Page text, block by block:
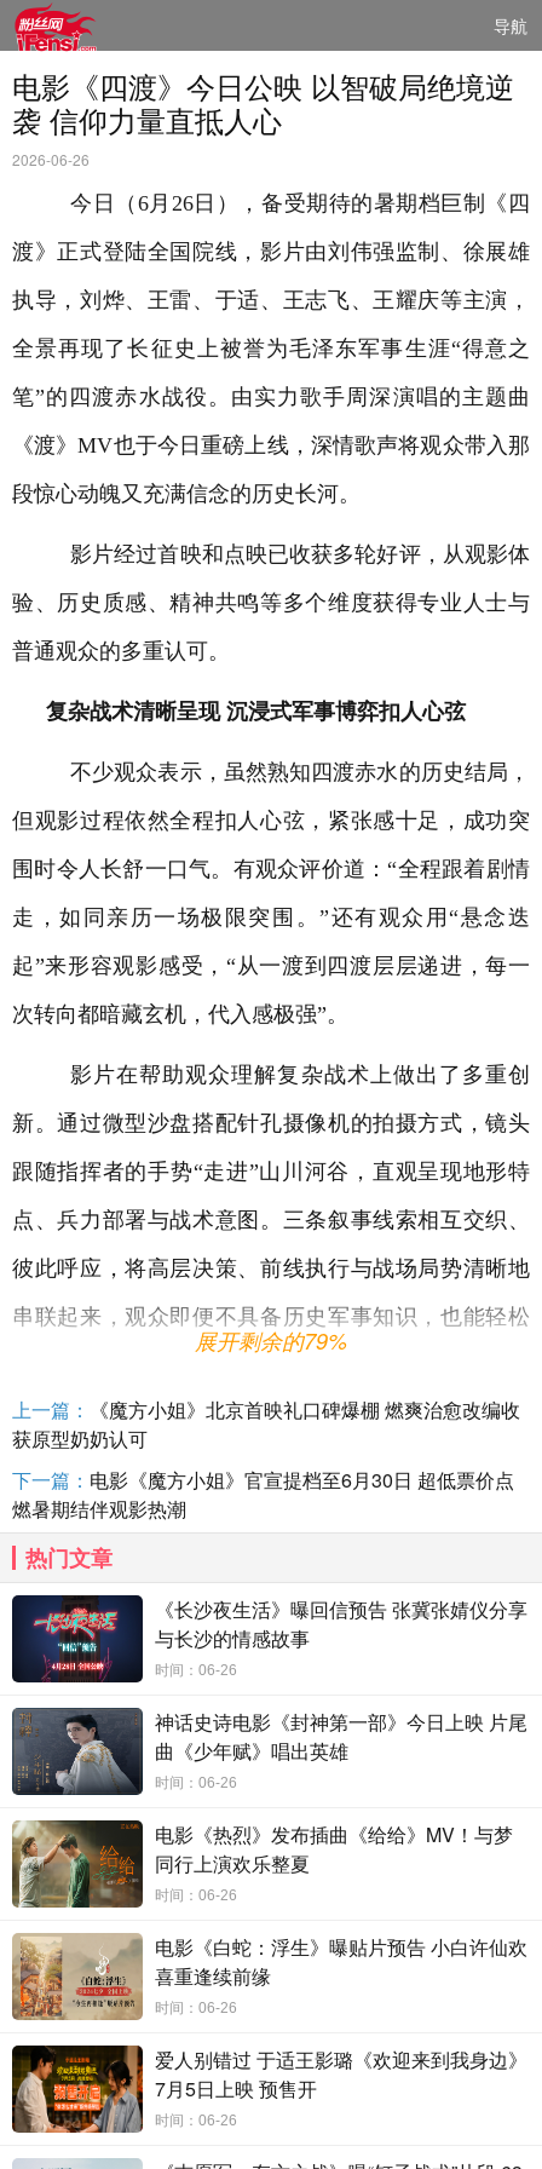
导航
电影《四渡》今日公映 以智破局绝境逆
袭 信仰力量直抵人心
2026-06-26
今日（ 6月 26日），备受期待的暑期档巨制《四
渡》正式登陆全国院线，影片由刘伟强监制、徐展雄
执导，刘烨、王雷、于适、王志飞、王耀庆等主演，
全景再现了长征史上被誉为毛泽东军事生涯“得意之
笔”的四渡赤水战役。由实力歌手周深演唱的主题曲
《渡》MV也于今日重磅上线，深情歌声将观众带入那
段惊心动魄又充满信念的历史长河。
影片经过首映和点映已收获多轮好评，从观影体
验、历史质感、精神共鸣等多个维度获得专业人士与
普通观众的多重认可。
复杂战术清晰呈现 沉浸式军事博弈扣人心弦
不少观众表示，虽然熟知四渡赤水的历史结局，
但观影过程依然全程扣人心弦，紧张感十足，成功突
围时令人长舒一口气。有观众评价道：“全程跟着剧情
走，如同亲历一场极限突围。”还有观众用“悬念迭
起”来形容观影感受，“从一渡到四渡层层递进，每一
次转向都暗藏玄机，代入感极强”。
影片在帮助观众理解复杂战术上做出了多重创
新。通过微型沙盘搭配针孔摄像机的拍摄方式，镜头
跟随指挥者的手势“走进”山川河谷，直观呈现地形特
点、兵力部署与战术意图。三条叙事线索相互交织、
彼此呼应，将高层决策、前线执行与战场局势清晰地
串联起来，观众即便不具备历史军事知识，也能轻松
的细节需求，也降低了普通观众的观看门槛，被评价
关于会议的戏份，中国传媒大学戏剧影视学院教
授戴清指出，影片没有采用传统“围坐开会”的拍法，
而是通过快速推进的镜头、环绕运镜，以及从全景到
特写的灵活切换，将遵义会议等重要决策场景拍得张
力十足、节奏紧凑。镜头跟着人物的情绪走，争论的
激烈、决策的重压，都通过影像语言传递给了观众。
影片在战争场面的处理上层次分明，既有阵地战
的正面硬刚，也有近身肉搏的残酷呈现，还有骑兵突
介石的博弈呈现上，影片大胆使用“隔空同框”的写意
手法，两位决策者仿佛在同一张桌子上推演沙盘，戏
剧张力极强。
展开剩余的79%
上一篇：
《魔方小姐》北京首映礼口碑爆棚 燃爽治愈改编收
获原型奶奶认可
下一篇： 电影《魔方小姐》官宣提档至6月30日 超低票价点
燃暑期结伴观影热潮
热门文章
《长沙夜生活》曝回信预告 张冀张婧仪分享
与长沙的情感故事
时间：06-26
神话史诗电影《封神第一部》今日上映 片尾
曲《少年赋》唱出英雄
时间：06-26
电影《热烈》发布插曲《给给》MV！与梦
同行上演欢乐整夏
时间：06-26
电影《白蛇：浮生》曝贴片预告 小白许仙欢
喜重逢续前缘
时间：06-26
爱人别错过 于适王影璐《欢迎来到我身边》
7月5日上映 预售开
时间：06-26